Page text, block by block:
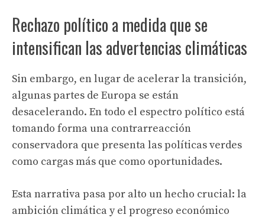
Rechazo político a medida que se
intensifican las advertencias climáticas
Sin embargo, en lugar de acelerar la transición,
algunas partes de Europa se están
desacelerando. En todo el espectro político está
tomando forma una contrarreacción
conservadora que presenta las políticas verdes
como cargas más que como oportunidades.
Esta narrativa pasa por alto un hecho crucial: la
ambición climática y el progreso económico